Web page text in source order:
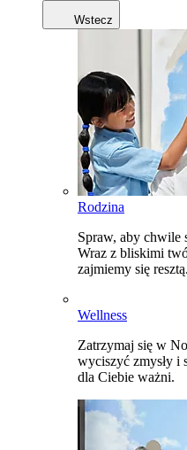
Wstecz
Rodzina
Spraw, aby chwile
Wraz z bliskimi
zajmiemy się resztą.
Wellness
Zatrzymaj się w
wyciszyć zmysły i
dla Ciebie ważni.